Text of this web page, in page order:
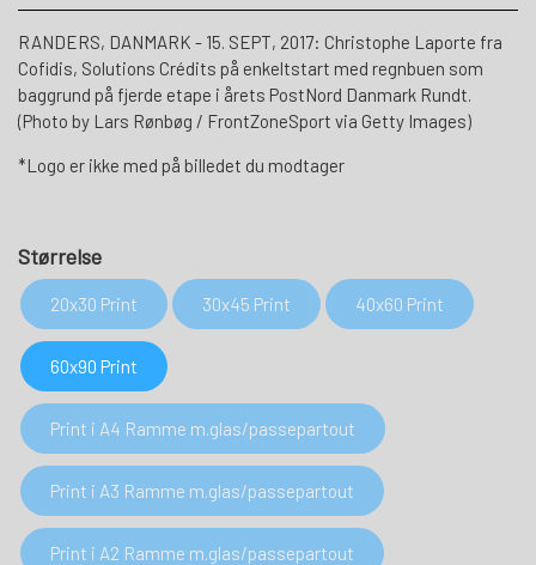
RANDERS, DANMARK - 15. SEPT, 2017: Christophe Laporte fra
Cofidis, Solutions Crédits på enkeltstart med regnbuen som
baggrund på fjerde etape i årets PostNord Danmark Rundt.
(Photo by Lars Rønbøg / FrontZoneSport via Getty Images)
*Logo er ikke med på billedet du modtager
Størrelse
20x30 Print 30x45 Print 40x60 Print
60x90 Print
Print i A4 Ramme m.glas/passepartout
Print i A3 Ramme m.glas/passepartout
Print i A2 Ramme m.glas/passepartout